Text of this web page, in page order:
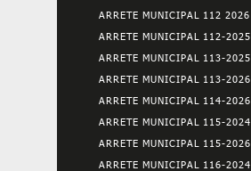
ARRETE MUNICIPAL 112 2026
ARRETE MUNICIPAL 112-2025
ARRETE MUNICIPAL 113-2025
ARRETE MUNICIPAL 113-2026
ARRETE MUNICIPAL 114-2026
ARRETE MUNICIPAL 115-2024
ARRETE MUNICIPAL 115-2026
ARRETE MUNICIPAL 116-2024